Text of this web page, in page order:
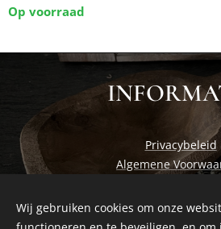
Op voorraad
Privacybeleid
Algemene
Wij gebruiken cookies om onze